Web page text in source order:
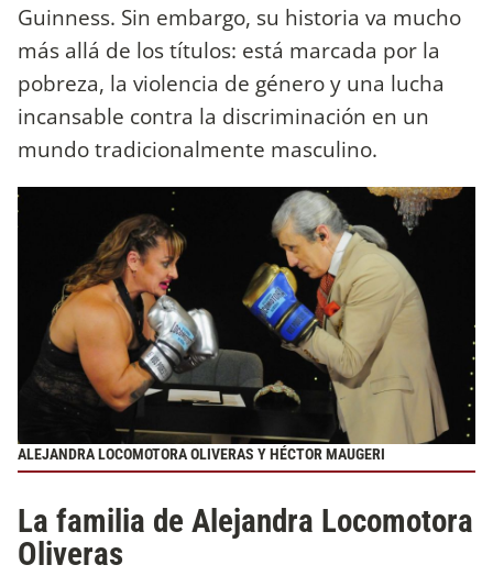
Guinness. Sin embargo, su historia va mucho
más allá de los títulos: está marcada por la
pobreza, la violencia de género y una lucha
incansable contra la discriminación en un
mundo tradicionalmente masculino.
ALEJANDRA LOCOMOTORA OLIVERAS Y HÉCTOR MAUGERI
La familia de Alejandra Locomotora
Oliveras